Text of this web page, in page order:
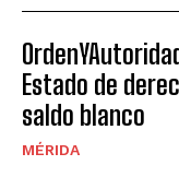
Estado de
saldo blanco
MÉRIDA